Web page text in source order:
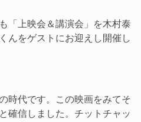
「上映会＆講演会」を木村泰
んをゲストにお迎えし開催し
時代です。この映画をみてそ
確信しました。チットチャッ